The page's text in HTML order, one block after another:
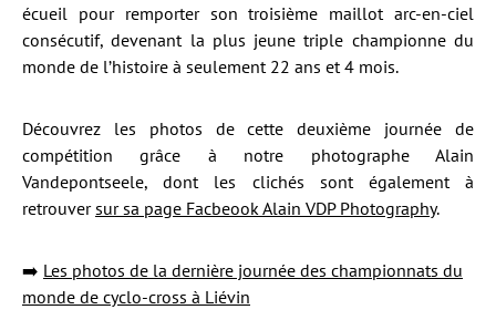
écueil pour remporter son troisième maillot arc-en-ciel
consécutif, devenant la plus jeune triple championne du
monde de l’histoire à seulement 22 ans et 4 mois.
Découvrez les photos de cette deuxième journée de
compétition grâce à notre photographe Alain
Vandepontseele, dont les clichés sont également à
retrouversur sa page Facbeook Alain VDP Photography.
➡️ Les photos de la dernière journée des championnats du
monde de cyclo-cross à Liévin